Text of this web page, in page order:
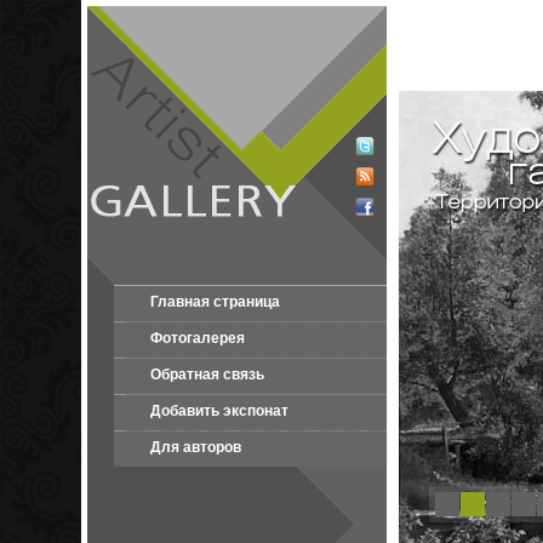
Главная страница
Фотогалерея
Обратная связь
Добавить экспонат
Для авторов